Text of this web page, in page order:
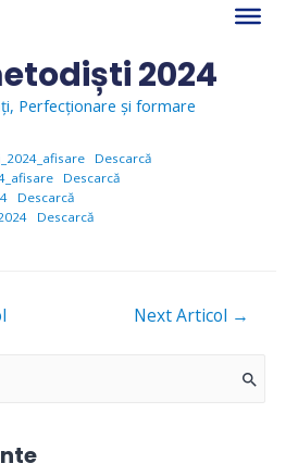
2024
, Perfecționare și formare
Descarcă
Descarcă
Descarcă
Descarcă
Next Articol →